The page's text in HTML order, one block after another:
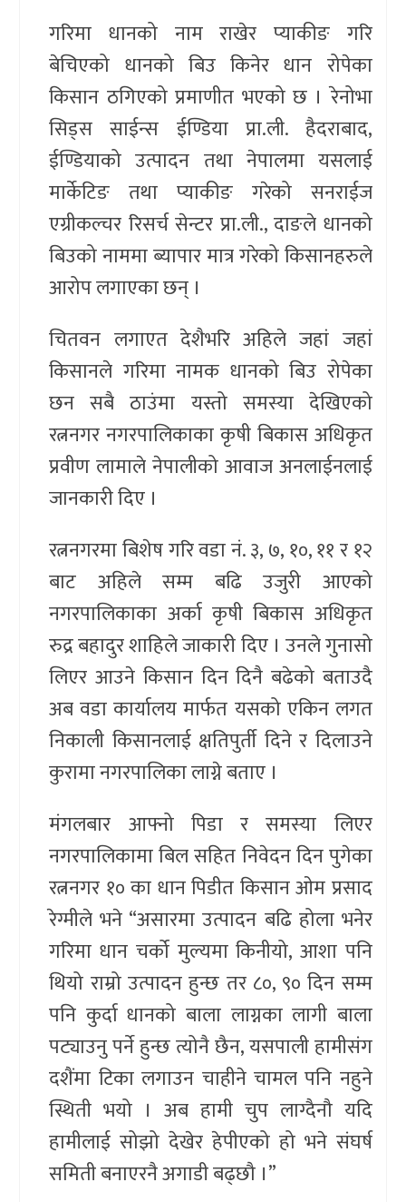
गरिमा धानको नाम राखेर प्याकीङ गरि
बेचिएको धानको बिउ किनेर धान रोपेका
किसान ठगिएको प्रमाणीत भएको छ । रेनोभा
सिड्स साईन्स ईण्डिया प्रा.ली. हैदराबाद,
ईण्डियाको उत्पादन तथा नेपालमा यसलाई
मार्केटिङ तथा प्याकीङ गरेको सनराईज
एग्रीकल्चर रिसर्च सेन्टर प्रा.ली., दाङले धानको
बिउको नाममा ब्यापार मात्र गरेको किसानहरुले
आरोप लगाएका छन् ।
चितवन लगाएत देशैभरि अहिले जहां जहां
किसानले गरिमा नामक धानको बिउ रोपेका
छन सबै ठाउंमा यस्तो समस्या देखिएको
रत्ननगर नगरपालिकाका कृषी बिकास अधिकृत
प्रवीण लामाले नेपालीको आवाज अनलाईनलाई
जानकारी दिए ।
रत्ननगरमा बिशेष गरि वडा नं. ३, ७, १०, ११ र १२
बाट अहिले सम्म बढि उजुरी आएको
नगरपालिकाका अर्का कृषी बिकास अधिकृत
रुद्र बहादुर शाहिले जाकारी दिए । उनले गुनासो
लिएर आउने किसान दिन दिनै बढेको बताउदै
अब वडा कार्यालय मार्फत यसको एकिन लगत
निकाली किसानलाई क्षतिपुर्ती दिने र दिलाउने
कुरामा नगरपालिका लाग्ने बताए ।
मंगलबार आफ्नो पिडा र समस्या लिएर
नगरपालिकामा बिल सहित निवेदन दिन पुगेका
रत्ननगर १० का धान पिडीत किसान ओम प्रसाद
रेग्मीले भने “असारमा उत्पादन बढि होला भनेर
गरिमा धान चर्को मुल्यमा किनीयो, आशा पनि
थियो राम्रो उत्पादन हुन्छ तर ८०, ९० दिन सम्म
पनि कुर्दा धानको बाला लाग्नका लागी बाला
पट्याउनु पर्ने हुन्छ त्योनै छैन, यसपाली हामीसंग
दशैंमा टिका लगाउन चाहीने चामल पनि नहुने
स्थिती भयो । अब हामी चुप लाग्दैनौ यदि
हामीलाई सोझो देखेर हेपीएको हो भने संघर्ष
समिती बनाएरनै अगाडी बढ्छौ ।”